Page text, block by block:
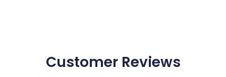
Customer Reviews